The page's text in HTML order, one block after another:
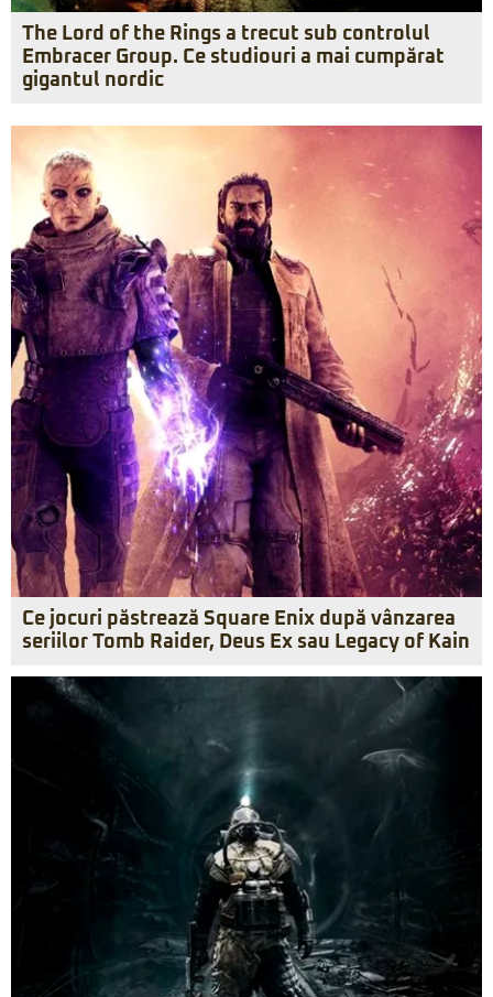
The Lord of the Rings a trecut sub controlul
Embracer Group. Ce studiouri a mai cumpărat
gigantul nordic
Ce jocuri păstrează Square Enix după vânzarea
seriilor Tomb Raider, Deus Ex sau Legacy of Kain